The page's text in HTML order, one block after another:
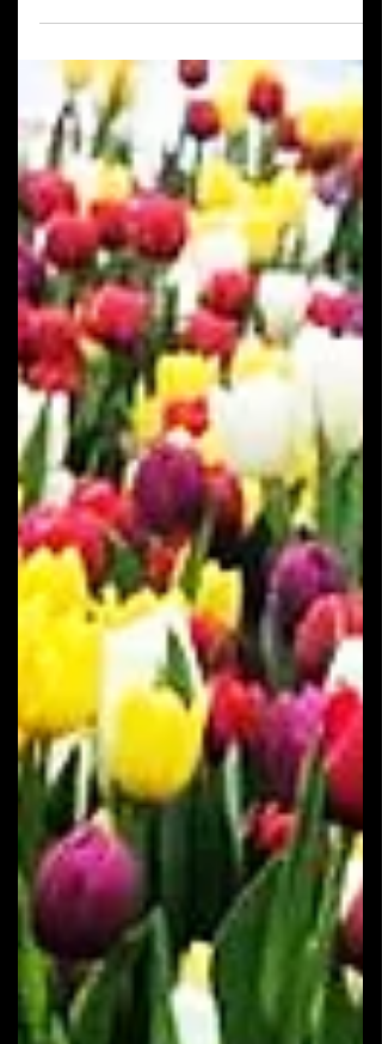
Aconteceu, de 20 a 22 de Junho em Holambra, a
produtores, profissionais e técnicos dos setores
de Ho